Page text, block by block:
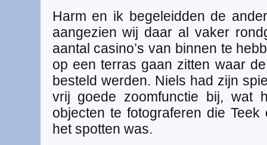
Harm en ik begeleidden de
aangezien wij daar al vaker
aantal casino’s van binnen te
op een terras gaan zitten waar
besteld werden. Niels had zijn
vrij goede zoomfunctie bij, wat
objecten te fotograferen die
het spotten was.